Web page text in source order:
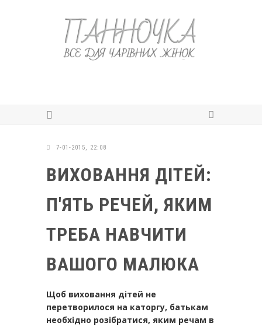
7-01-2015, 22:08
ВИХОВАННЯ ДІТЕЙ:
П'ЯТЬ РЕЧЕЙ, ЯКИМ
ТРЕБА НАВЧИТИ
ВАШОГО МАЛЮКА
Щоб виховання дітей не
перетворилося на каторгу, батькам
необхідно розібратися, яким речам в